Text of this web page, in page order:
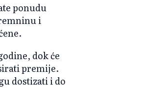
ponudu
i
dok će
premije.
dostizati i do